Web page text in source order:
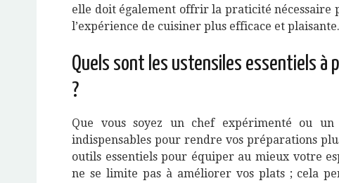
elle doit également offrir la praticité
l’expérience de cuisiner plus efficace et plaisante.
Quels sont les ustensiles essentiels à
?
Que vous soyez un chef expérimenté ou
indispensables pour rendre vos préparations
outils essentiels pour équiper au mieux votre
ne se limite pas à améliorer vos plats ; cela